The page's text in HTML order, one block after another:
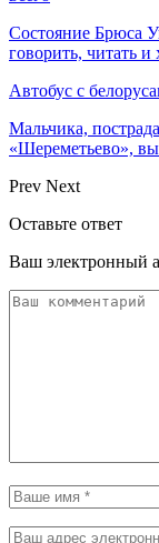
Состояние Брюса
говорить, читать и
Автобус с
Мальчика,
«Шереметьево»,
Prev Next
Оставьте ответ
Ваш электронный